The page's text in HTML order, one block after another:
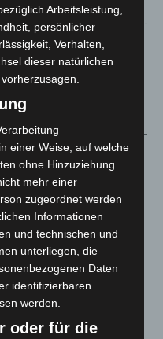
Market“ erhoben
5.037
3.250
Arbeitsleistung,
persönlicher
Verhalten,
dieser natürlichen
einer Weise, auf welche
ohne Hinzuziehung
mehr einer
zugeordnet werden
Informationen
und technischen und
unterliegen, die
Daten
identifizierbaren
werden.
oder für die